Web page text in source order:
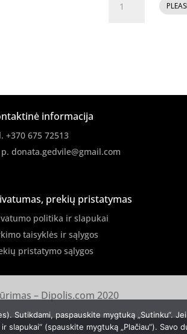
kiekis:
informacija
+370 675 72513
donata.gedvile@gmail.com
prekių pristatymas
politika ir slapukai
taisyklės ir sąlygos
pristatymo sąlygos
– Dipolis.com 2020
Sutikdami, paspauskite mygtuką „Sutinku“.
(spauskite mygtuką „Plačiau“). Savo